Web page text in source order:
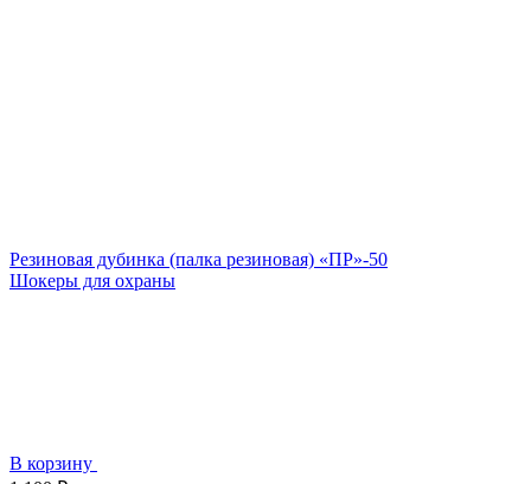
Резиновая дубинка (палка резиновая) «ПР»-50
Шокеры для охраны
В корзину